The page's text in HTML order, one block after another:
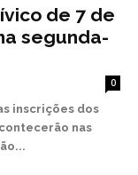
de 7 de
segunda-
0
inscrições dos
nas